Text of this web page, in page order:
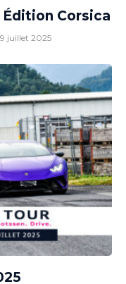
Corsica
juillet 2025